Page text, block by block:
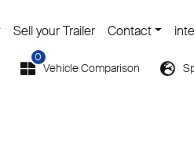
Vehicle Comparison
0
Sell your Trailer Contact